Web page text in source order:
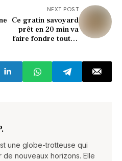
NEXT POST
Ce gratin savoyard
prêt en 20 min va
faire fondre tout le
une globe-trotteuse qui
de nouveaux horizons. Elle